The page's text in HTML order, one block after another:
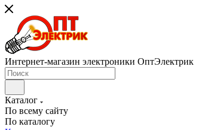
Интернет-магазин электроники ОптЭлектрик
Каталог
По всему сайту
По каталогу